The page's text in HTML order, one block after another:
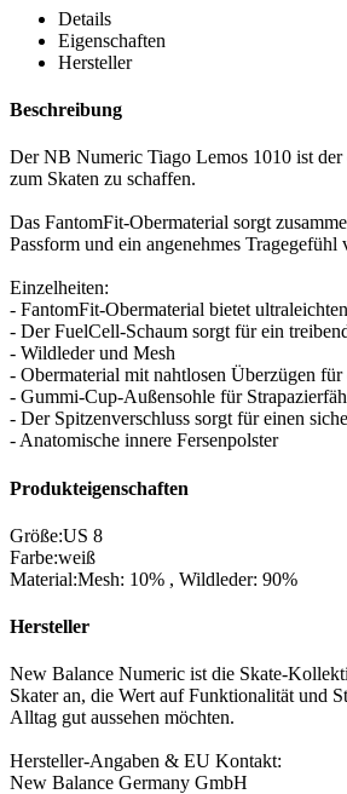
Details
Eigenschaften
Hersteller
Beschreibung
Der NB Numeric Tiago Lemos 1010 ist
zum Skaten zu schaffen.
Das FantomFit-Obermaterial sorgt
Passform und ein angenehmes Tragegefühl
Einzelheiten:
- FantomFit-Obermaterial bietet
- Der FuelCell-Schaum sorgt für ein
- Wildleder und Mesh
- Obermaterial mit nahtlosen Überzügen
- Gummi-Cup-Außensohle für
- Der Spitzenverschluss sorgt für einen
- Anatomische innere Fersenpolster
Produkteigenschaften
Größe:US 8
Farbe:weiß
Material:Mesh: 10% , Wildleder: 90%
Hersteller
New Balance Numeric ist die Skate-
Skater an, die Wert auf Funktionalität und
Alltag gut aussehen möchten.
Hersteller-Angaben & EU Kontakt:
New Balance Germany GmbH